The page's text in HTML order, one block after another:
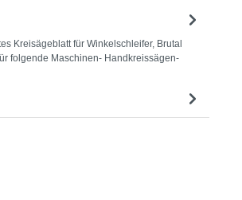
Kreisägeblatt für Winkelschleifer, Brutal
folgende Maschinen- Handkreissägen-